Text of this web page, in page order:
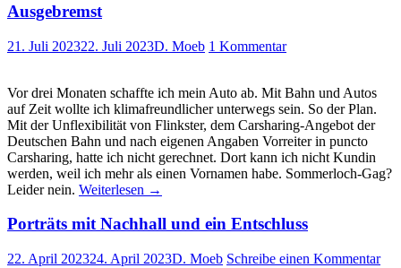
Ausgebremst
21. Juli 202322. Juli 2023D. Moeb 1 Kommentar
Vor drei Monaten schaffte ich mein Auto ab. Mit Bahn und Autos
auf Zeit wollte ich klimafreundlicher unterwegs sein. So der Plan.
Mit der Unflexibilität von Flinkster, dem Carsharing-Angebot der
Deutschen Bahn und nach eigenen Angaben Vorreiter in puncto
Carsharing, hatte ich nicht gerechnet. Dort kann ich nicht Kundin
werden, weil ich mehr als einen Vornamen habe. Sommerloch-Gag?
Leider nein. Weiterlesen →
Porträts mit Nachhall und ein Entschluss
22. April 202324. April 2023D. Moeb Schreibe einen Kommentar